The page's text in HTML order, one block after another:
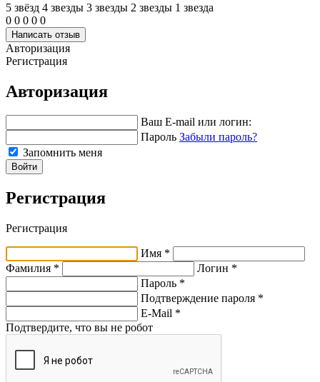
5 звёзд 4 звeзды 3 звeзды 2 звeзды 1 звeзда
0 0 0 0 0
Написать отзыв
Авторизация
Регистрация
Авторизация
Ваш E-mail или логин:
Пароль Забыли пароль?
Запомнить меня
Войти
Регистрация
Регистрация
Имя *
Фамилия *
Логин *
Пароль *
Подтверждение пароля *
E-Mail *
Подтвердите, что вы не робот